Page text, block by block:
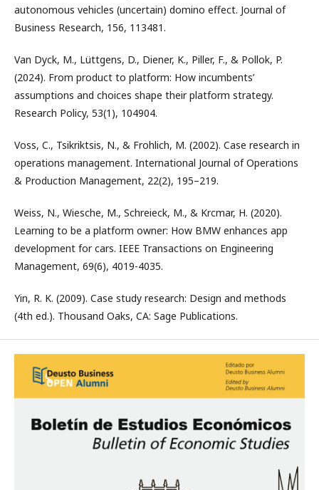
autonomous vehicles (uncertain) domino effect. Journal of
Business Research, 156, 113481.
Van Dyck, M., Lüttgens, D., Diener, K., Piller, F., & Pollok, P.
(2024). From product to platform: How incumbents’
assumptions and choices shape their platform strategy.
Research Policy, 53(1), 104904.
Voss, C., Tsikriktsis, N., & Frohlich, M. (2002). Case research in
operations management. International Journal of Operations
& Production Management, 22(2), 195–219.
Weiss, N., Wiesche, M., Schreieck, M., & Krcmar, H. (2020).
Learning to be a platform owner: How BMW enhances app
development for cars. IEEE Transactions on Engineering
Management, 69(6), 4019-4035.
Yin, R. K. (2009). Case study research: Design and methods
(4th ed.). Thousand Oaks, CA: Sage Publications.